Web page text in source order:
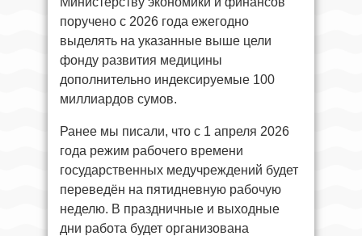
поручено с 2026 года ежегодно
выделять на указанные выше цели
фонду развития медицины
дополнительно индексируемые 100
миллиардов сумов.
Ранее мы писали, что с 1 апреля 2026
года режим рабочего времени
государственных медучреждений будет
переведён на пятидневную рабочую
неделю. В праздничные и выходные
дни работа будет организована